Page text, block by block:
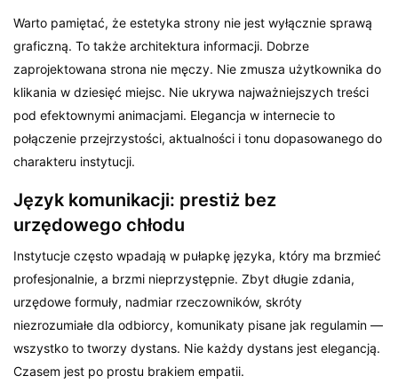
Warto pamiętać, że estetyka strony nie jest wyłącznie sprawą
graficzną. To także architektura informacji. Dobrze
zaprojektowana strona nie męczy. Nie zmusza użytkownika do
klikania w dziesięć miejsc. Nie ukrywa najważniejszych treści
pod efektownymi animacjami. Elegancja w internecie to
połączenie przejrzystości, aktualności i tonu dopasowanego do
charakteru instytucji.
Język komunikacji: prestiż bez
urzędowego chłodu
Instytucje często wpadają w pułapkę języka, który ma brzmieć
profesjonalnie, a brzmi nieprzystępnie. Zbyt długie zdania,
urzędowe formuły, nadmiar rzeczowników, skróty
niezrozumiałe dla odbiorcy, komunikaty pisane jak regulamin —
wszystko to tworzy dystans. Nie każdy dystans jest elegancją.
Czasem jest po prostu brakiem empatii.